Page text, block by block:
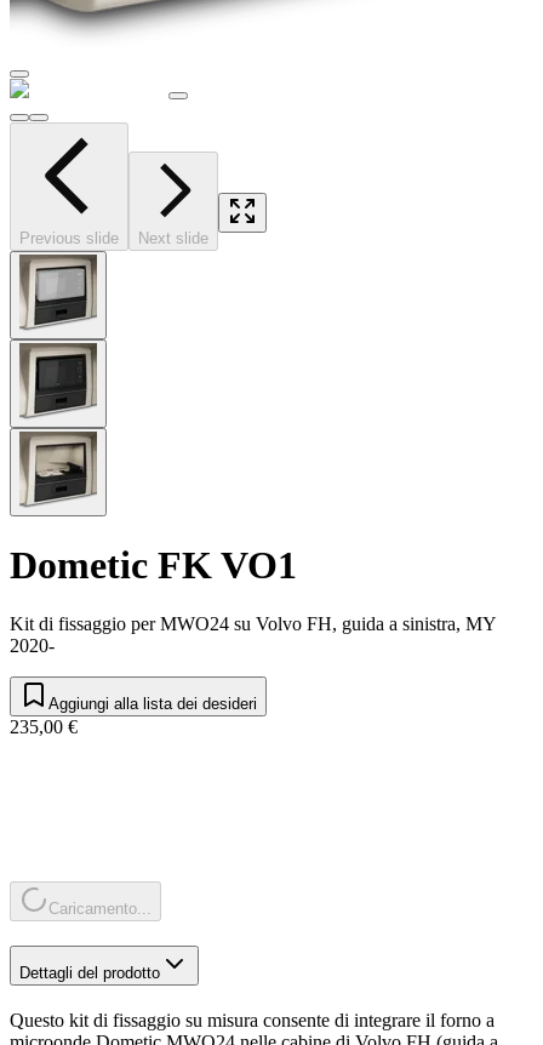
Previous slide Next slide
Dometic FK VO1
Kit di fissaggio per MWO24 su Volvo FH, guida a sinistra, MY
2020-
Aggiungi alla lista dei desideri
235,00 €
Caricamento...
Dettagli del prodotto
Questo kit di fissaggio su misura consente di integrare il forno a